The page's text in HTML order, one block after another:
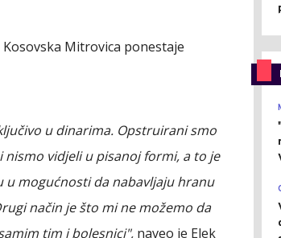
Mitrovica ponestaje
u dinarima. Opstruirani smo
nismo vidjeli u pisanoj formi, a to je
u mogućnosti da nabavljaju hranu
način je što mi ne možemo da
tim i bolesnici", naveo je Elek